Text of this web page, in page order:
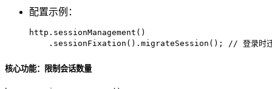
配置示例：
http.sessionManagement()
    .sessionFixation().migrateSession();
// 登录时
核心功能：限制会话数量